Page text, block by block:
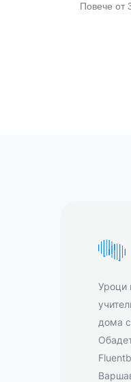
Повече от
Уроци
дома